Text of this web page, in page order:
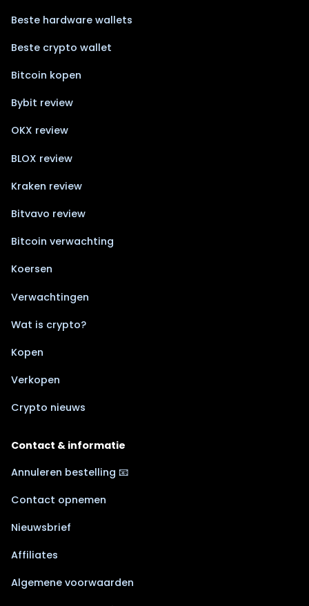
Beste hardware wallets
Beste crypto wallet
Bitcoin kopen
Bybit review
OKX review
BLOX review
Kraken review
Bitvavo review
Bitcoin verwachting
Koersen
Verwachtingen
Wat is crypto?
Kopen
Verkopen
Crypto nieuws
Contact & informatie
Annuleren bestelling 📧
Contact opnemen
Nieuwsbrief
Affiliates
Algemene voorwaarden